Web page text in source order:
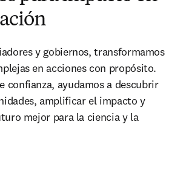
y gobiernos, transformamos
en acciones con propósito.
confianza, ayudamos a descubrir
amplificar el impacto y
mejor para la ciencia y la